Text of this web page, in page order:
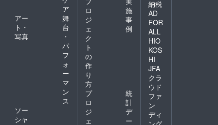
ア
アー
ト・
写真
舞
台
・
パ
フ
ォ
ー
マ
ン
ス
ソー
シャ
ロ
ジ
ェ
ク
ト
の
作
り
方
施
事
例
プ
ロ
ジ
ェ
統
計
デ
ー
納税
AD
FOR
ALL
HIO
KOS
HI
JFA
クラ
ウド
ファ
ン
ディ